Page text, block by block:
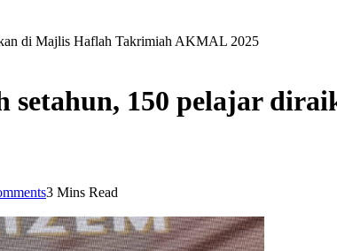
di Majlis Haflah Takrimiah AKMAL 2025
setahun, 150 pelajar
3 Mins Read